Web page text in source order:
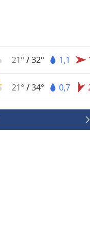
21° /32° 1,1
21° /34° 0,7